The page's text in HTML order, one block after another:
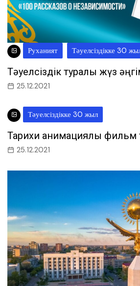
Руханият Тәуелсіздікке 30
Тәуелсіздік туралы жүз
25.12.2021
Тәуелсіздікке 30 жыл
Тарихи анимациялық фильм
25.12.2021